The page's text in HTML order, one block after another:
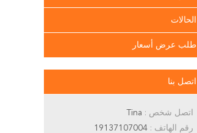
الحالات
طلب عرض أسعار
اتصل بنا
اتصل شخص :
رقم الهاتف :